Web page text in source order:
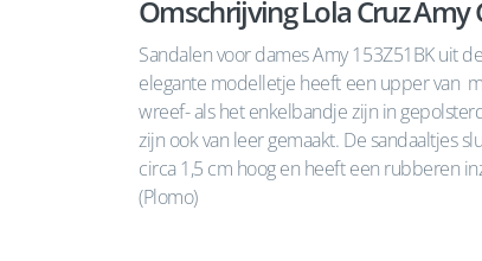
Omschrijving Lola Cruz
Sandalen voor dames Amy 153Z51BK uit
elegante modelletje heeft een upper van
wreef- als het enkelbandje zijn in
zijn ook van leer gemaakt. De sandaaltjes
circa 1,5 cm hoog en heeft een rubberen
(Plomo)